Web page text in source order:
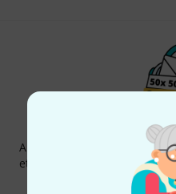
Abonniere den Thomann
etwas Glück einen von50
Inspirierende Beiträge